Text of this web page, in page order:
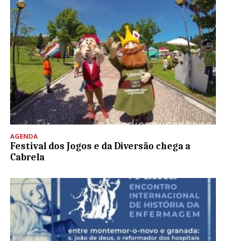
AGENDA
Festival dos Jogos e da Diversão chega a
Cabrela